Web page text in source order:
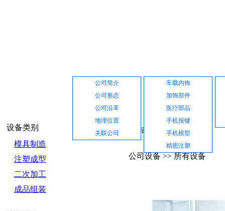
公司简介
公司形态
公司沿革
地理位置
关联公司
车载内饰
加饰部件
医疗部品
手机按键
手机模型
精密注塑
设备类别
模具制造
注塑成型
二次加工
成品组装
公司设备
公司设备 >> 所有设备